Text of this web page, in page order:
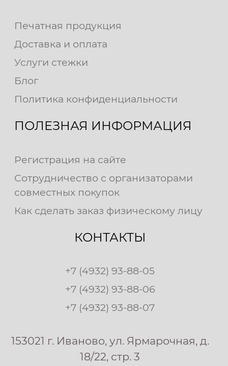
Печатная продукция
Доставка и оплата
Услуги стежки
Блог
Политика конфиденциальности
ПОЛЕЗНАЯ ИНФОРМАЦИЯ
Регистрация на сайте
Сотрудничество с организаторами
совместных покупок
Как сделать заказ физическому лицу
КОНТАКТЫ
+7 (4932) 93-88-05
+7 (4932) 93-88-06
+7 (4932) 93-88-07
153021 г. Иваново, ул. Ярмарочная, д.
18/22, стр. 3